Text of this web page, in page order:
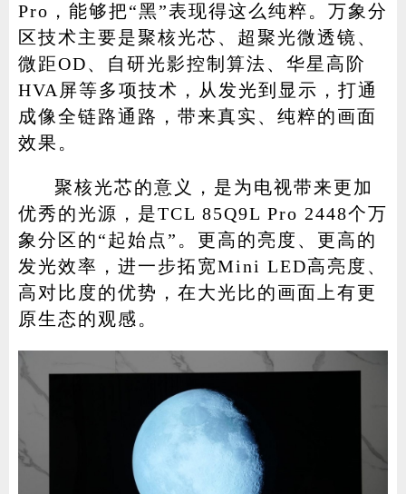
Pro，能够把“黑”表现得这么纯粹。万象分
区技术主要是聚核光芯、超聚光微透镜、
微距OD、自研光影控制算法、华星高阶
HVA屏等多项技术，从发光到显示，打通
成像全链路通路，带来真实、纯粹的画面
效果。
聚核光芯的意义，是为电视带来更加
优秀的光源，是TCL 85Q9L Pro 2448个万
象分区的“起始点”。更高的亮度、更高的
发光效率，进一步拓宽Mini LED高亮度、
高对比度的优势，在大光比的画面上有更
原生态的观感。